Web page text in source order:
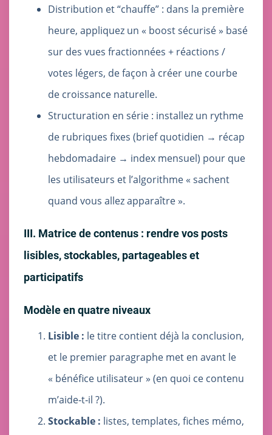
Distribution et “chauffe” : dans la première
heure, appliquez un « boost sécurisé » basé
sur des vues fractionnées + réactions /
votes légers, de façon à créer une courbe
de croissance naturelle.
Structuration en série : installez un rythme
de rubriques fixes (brief quotidien → récap
hebdomadaire → index mensuel) pour que
les utilisateurs et l’algorithme « sachent
quand vous allez apparaître ».
III. Matrice de contenus : rendre vos posts
lisibles, stockables, partageables et
participatifs
Modèle en quatre niveaux
Lisible : le titre contient déjà la conclusion,
et le premier paragraphe met en avant le
« bénéfice utilisateur » (en quoi ce contenu
m’aide‑t‑il ?).
Stockable : listes, templates, fiches mémo,